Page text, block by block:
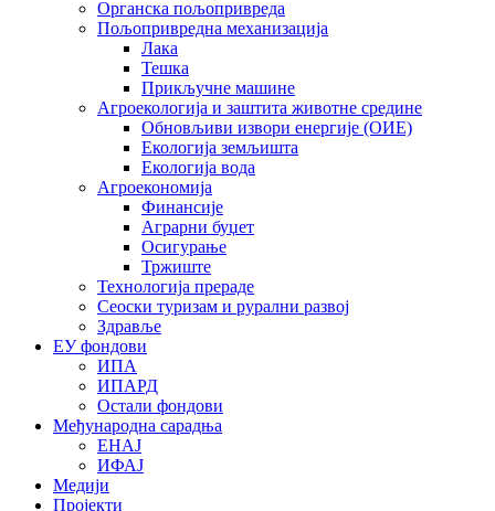
Органска пољопривреда
Пољопривредна механизација
Лака
Тешка
Прикључне машине
Агроекологија и заштита животне средине
Обновљиви извори енергије (ОИЕ)
Екологија земљишта
Екологија вода
Агроекономија
Финансије
Аграрни буџет
Осигурање
Тржиште
Технологија прераде
Сеоски туризам и рурални развој
Здравље
ЕУ фондови
ИПА
ИПАРД
Остали фондови
Међународна сарадња
ЕНАЈ
ИФАЈ
Медији
Пројекти